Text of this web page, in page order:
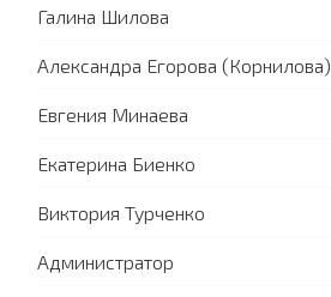
Галина Шилова
Александра Егорова (Корнилова)
Евгения Минаева
Екатерина Биенко
Виктория Турченко
Администратор